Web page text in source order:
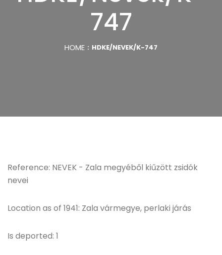
747
HOME HDKE/NEVEK/K-747
Reference: NEVEK - Zala megyéből kiűzött zsidók
nevei
Location as of 1941: Zala vármegye, perlaki járás
Is deported: 1